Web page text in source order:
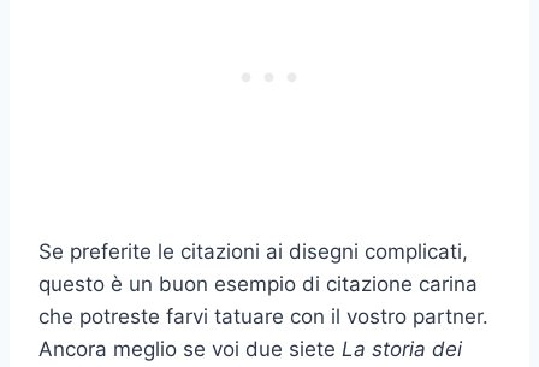
Se preferite le citazioni ai disegni complicati,
questo è un buon esempio di citazione carina
che potreste farvi tatuare con il vostro partner.
Ancora meglio se voi due siete La storia dei